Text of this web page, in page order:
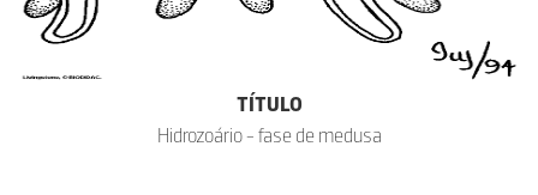
TÍTULO
Hidrozoário - fase de medusa